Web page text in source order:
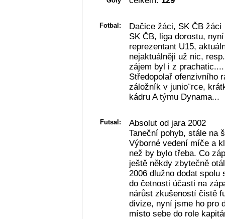
Fotbal:
Dačice žáci, SK ČB žáci
SK ČB, liga dorostu,
reprezentant U15,
nejaktuálněji už nic,
zájem byl i z prachatic....
Středopolař ofenzivního
záložník v junio¨rce,
kádru A týmu Dynama...
Futsal:
Absolut od jara 2002
Taneční pohyb, stále na
Výborné vedení míče a
než by bylo třeba. Co
ještě někdy zbytečně
2006 dlužno dodat
do četnosti účasti na
nárůst zkušeností čistě
divize, nyní jsme ho pro
místo sebe do role